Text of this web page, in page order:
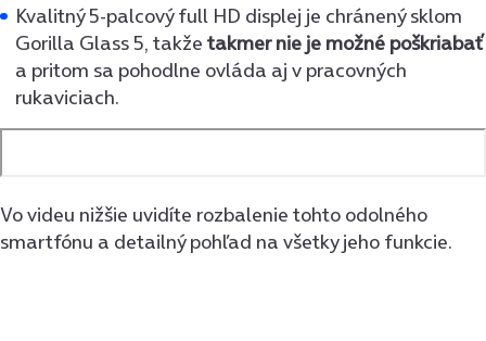
Kvalitný 5-palcový full HD displej je chránený sklom
Gorilla Glass 5, takže takmer nie je možné poškriabať
a pritom sa pohodlne ovláda aj v pracovných
rukaviciach.
Vo videu nižšie uvidíte rozbalenie tohto odolného
smartfónu a detailný pohľad na všetky jeho funkcie.